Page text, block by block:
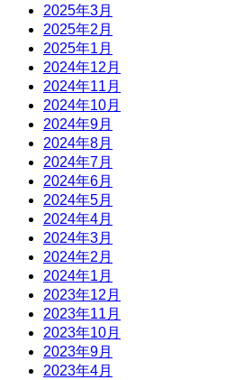
2025年3月
2025年2月
2025年1月
2024年12月
2024年11月
2024年10月
2024年9月
2024年8月
2024年7月
2024年6月
2024年5月
2024年4月
2024年3月
2024年2月
2024年1月
2023年12月
2023年11月
2023年10月
2023年9月
2023年4月